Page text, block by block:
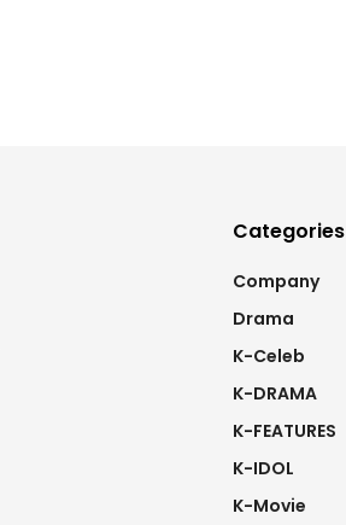
Categories
Company
Drama
K-Celeb
K-DRAMA
K-FEATURES
K-IDOL
K-Movie